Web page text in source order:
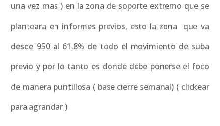
una vez mas ) en la zona de soporte extremo que se
planteara en informes previos, esto la zona que va
desde 950 al 61.8% de todo el movimiento de suba
previo y por lo tanto es donde debe ponerse el foco
de manera puntillosa ( base cierre semanal) ( clickear
para agrandar )